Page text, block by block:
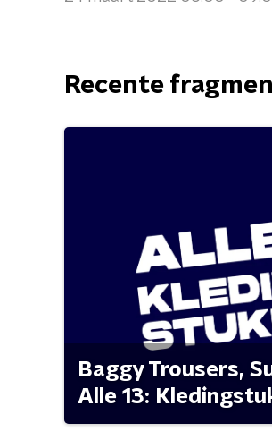
Recente
Baggy Trousers,
Alle 13: